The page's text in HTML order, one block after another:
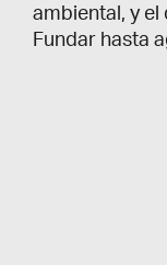
ambiental, y el
Fundar hasta